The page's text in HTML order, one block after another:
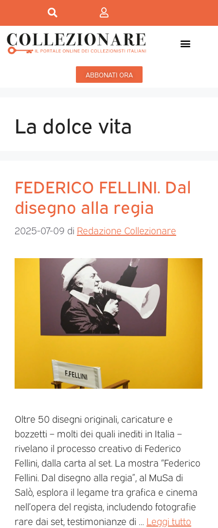
ABBONATI ORA
La dolce vita
FEDERICO FELLINI. Dal
disegno alla regia
2025-07-09 di Redazione Collezionare
Oltre 50 disegni originali, caricature e
bozzetti – molti dei quali inediti in Italia –
rivelano il processo creativo di Federico
Fellini, dalla carta al set. La mostra “Federico
Fellini. Dal disegno alla regia”, al MuSa di
Salò, esplora il legame tra grafica e cinema
nell’opera del regista, includendo fotografie
rare dai set, testimonianze di … Leggi tutto